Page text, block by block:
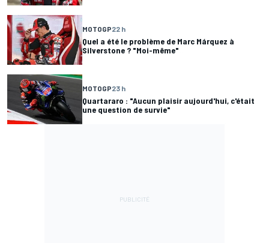
MOTOGP22 h
Quel a été le problème de Marc Márquez à
Silverstone ? "Moi-même"
MOTOGP23 h
Quartararo : "Aucun plaisir aujourd'hui, c'était
une question de survie"